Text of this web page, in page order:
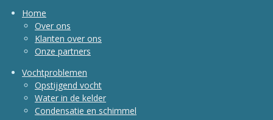
Home
Over ons
Klanten over ons
Onze partners
Vochtproblemen
Opstijgend vocht
Water in de kelder
Condensatie en schimmel